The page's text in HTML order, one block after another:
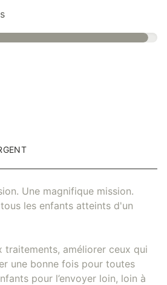
Une magnifique mission.
les enfants atteints d'un
traitements, améliorer ceux qui
une bonne fois pour toutes
pour l’envoyer loin, loin à